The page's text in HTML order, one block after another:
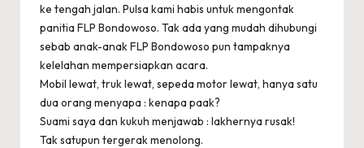
ke tengah jalan. Pulsa kami habis untuk mengontak
panitia FLP Bondowoso. Tak ada yang mudah dihubungi
sebab anak-anak FLP Bondowoso pun tampaknya
kelelahan mempersiapkan acara.
Mobil lewat, truk lewat, sepeda motor lewat, hanya satu
dua orang menyapa : kenapa paak?
Suami saya dan kukuh menjawab : lakhernya rusak!
Tak satupun tergerak menolong.